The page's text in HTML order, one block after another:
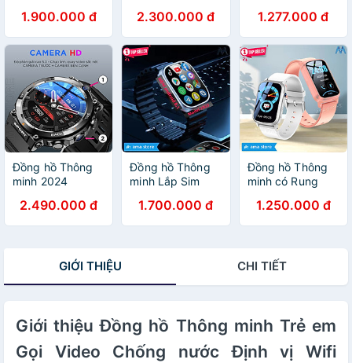
Android 8.1 Lắp
Sim Định vị GPS
Google kết nối
Wifi 4G
Blueltooth tải
App qua CH.
play FB
Messenger
Skype Viber
Wechat Line Tele
xem được Video
Youtube TikTok
Trẻ em Người lớn
1.900.000 đ
180 màn hình
cong Lắp sim
nghe gọi độc lập
Kết nối Wifi Tải
app như Điện
thoại xem
Youtube Tiktok
cho Trẻ em Học
sinh Người lớn
AMA Smartwatch
S16 2024 hàng
nhập khẩu
2.300.000 đ
THCS THPT
Chống nước Lắp
sim Định vị Kép
Smart Watch
AMA HW13 Hàng
nhập khẩu
1.277.000 đ
Đồng hồ Thông
minh 2024
CH Play tải ứng
dụng Lắp sim
GPS Google Map
lớn Kết nối Wifi
4G Bluetooth
Hàng nhập khẩu
2.490.000 đ
Đồng hồ Thông
minh Lắp Sim
Google kết nối
Wifi 4G
Viber Wechat
Kakao Line Tele
chơi Game AMA
1.700.000 đ
Đồng hồ Thông
minh có Rung
phiên bản Mini
Định Wifi cho Trẻ
khẩu
1.250.000 đ
GIỚI THIỆU CHI TIẾT
Giới thiệu Đồng hồ Thông minh Trẻ em
Gọi Video Chống nước Định vị Wifi